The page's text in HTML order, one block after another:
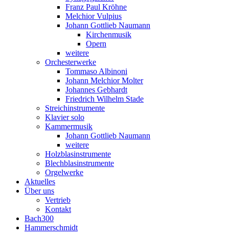
Franz Paul Kröhne
Melchior Vulpius
Johann Gottlieb Naumann
Kirchenmusik
Opern
weitere
Orchesterwerke
Tommaso Albinoni
Johann Melchior Molter
Johannes Gebhardt
Friedrich Wilhelm Stade
Streichinstrumente
Klavier solo
Kammermusik
Johann Gottlieb Naumann
weitere
Holzblasinstrumente
Blechblasinstrumente
Orgelwerke
Aktuelles
Über uns
Vertrieb
Kontakt
Bach300
Hammerschmidt